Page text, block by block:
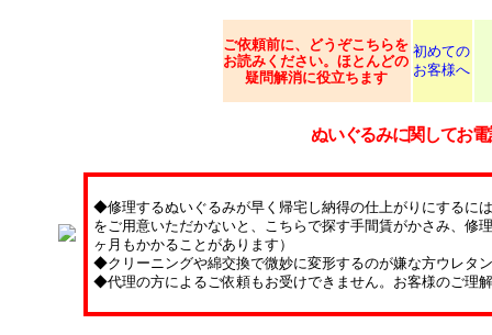
ご依頼前に、どうぞこちらを
お読みください。ほとんどの
疑問解消に役立ちます
初めての
お客様へ
ぬいぐるみに関してお
◆修理するぬいぐるみが早く帰宅し納得の仕上がりにするに
をご用意いただかないと、こちらで探す手間賃がかさみ、修
ヶ月もかかることがあります）
◆クリーニングや綿交換で微妙に変形するのが嫌な方ウレタ
◆代理の方によるご依頼もお受けできません。お客様のご理